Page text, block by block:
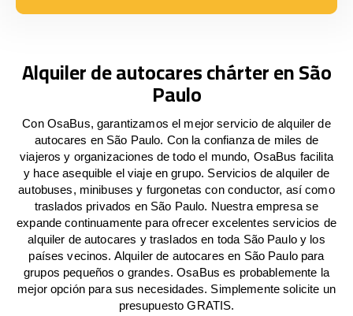
Alquiler de autocares chárter en São
Paulo
Con OsaBus, garantizamos el mejor servicio de alquiler de
autocares en São Paulo. Con la confianza de miles de
viajeros y organizaciones de todo el mundo, OsaBus facilita
y hace asequible el viaje en grupo. Servicios de alquiler de
autobuses, minibuses y furgonetas con conductor, así como
traslados privados en São Paulo. Nuestra empresa se
expande continuamente para ofrecer excelentes servicios de
alquiler de autocares y traslados en toda São Paulo y los
países vecinos. Alquiler de autocares en São Paulo para
grupos pequeños o grandes. OsaBus es probablemente la
mejor opción para sus necesidades. Simplemente solicite un
presupuesto GRATIS.